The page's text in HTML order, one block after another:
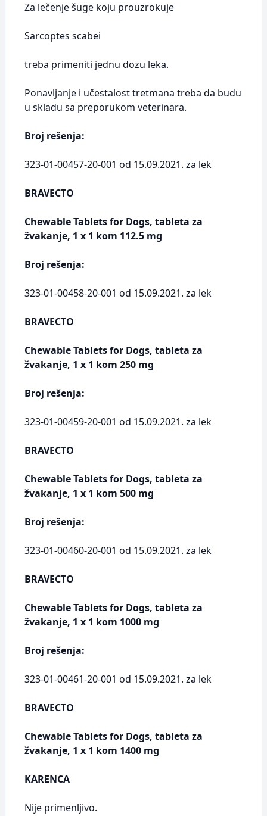
Za lečenje šuge koju prouzrokuje
Sarcoptes scabei
treba primeniti jednu dozu leka.
Ponavljanje i učestalost tretmana treba da budu
u skladu sa preporukom veterinara.
Broj rešenja:
323-01-00457-20-001 od 15.09.2021. za lek
BRAVECTO
Chewable Tablets for Dogs, tableta za
žvakanje, 1 x 1 kom 112.5 mg
Broj rešenja:
323-01-00458-20-001 od 15.09.2021. za lek
BRAVECTO
Chewable Tablets for Dogs, tableta za
žvakanje, 1 x 1 kom 250 mg
Broj rešenja:
323-01-00459-20-001 od 15.09.2021. za lek
BRAVECTO
Chewable Tablets for Dogs, tableta za
žvakanje, 1 x 1 kom 500 mg
Broj rešenja:
323-01-00460-20-001 od 15.09.2021. za lek
BRAVECTO
Chewable Tablets for Dogs, tableta za
žvakanje, 1 x 1 kom 1000 mg
Broj rešenja:
323-01-00461-20-001 od 15.09.2021. za lek
BRAVECTO
Chewable Tablets for Dogs, tableta za
žvakanje, 1 x 1 kom 1400 mg
KARENCA
Nije primenljivo.